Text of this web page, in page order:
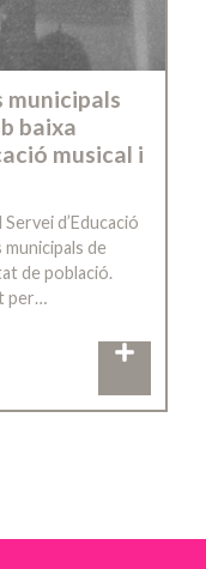
municipals
baixa
musical i
d’Educació
de
de població.
per…